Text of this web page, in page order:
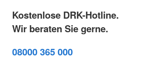
Kostenlose DRK-Hotline.
Wir beraten Sie gerne.
08000 365 000